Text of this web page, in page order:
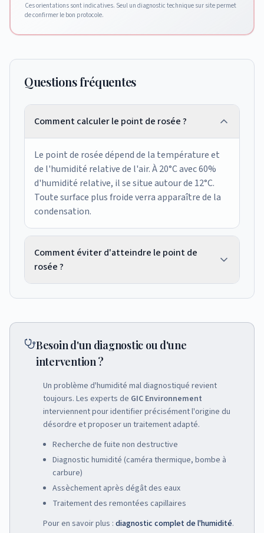
Ces orientations sont indicatives. Seul un diagnostic technique sur site permet
de confirmer le bon protocole.
Questions fréquentes
Comment calculer le point de rosée ?
Le point de rosée dépend de la température et
de l'humidité relative de l'air. À 20°C avec 60%
d'humidité relative, il se situe autour de 12°C.
Toute surface plus froide verra apparaître de la
condensation.
Comment éviter d'atteindre le point de
rosée ?
Deux solutions : réchauffer les parois froides
approches.
Besoin d'un diagnostic ou d'une
intervention ?
Un problème d'humidité mal diagnostiqué revient
toujours. Les experts de GIC Environnement
interviennent pour identifier précisément l'origine du
désordre et proposer un traitement adapté.
Recherche de fuite non destructive
Diagnostic humidité (caméra thermique, bombe à
carbure)
Assèchement après dégât des eaux
Traitement des remontées capillaires
Pour en savoir plus : diagnostic complet de l'humidité.